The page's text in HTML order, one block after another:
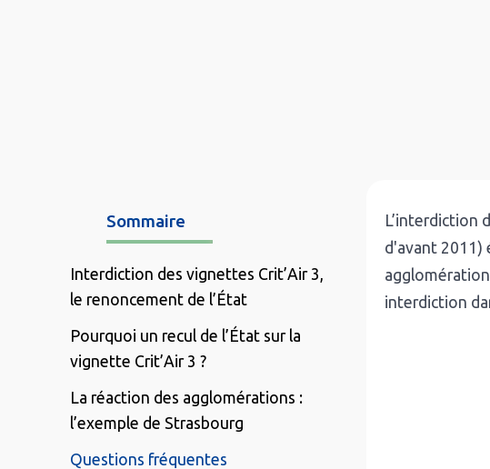
Sommaire
Interdiction des vignettes Crit’Air 3,
le renoncement de l’État
Pourquoi un recul de l’État sur la
vignette Crit’Air 3 ?
La réaction des agglomérations :
l’exemple de Strasbourg
Questions fréquentes
L’interdiction
d'avant 2011)
interdiction